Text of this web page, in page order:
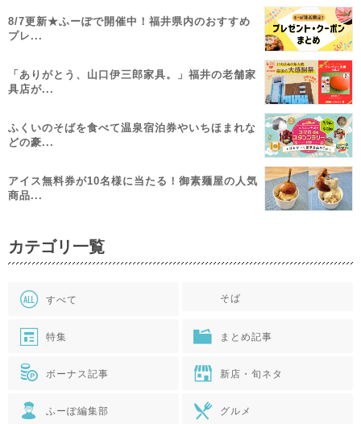
8/7更新★ふーぽで開催中！福井県内のおすすめ
プレ...
「ありがとう、山口伊三郎家具。」福井の老舗家
具店が...
ふくいのそばを食べて温泉宿泊券やいちほまれな
どの豪...
アイス無料券が10名様に当たる！御素麺屋の人気
商品...
カテゴリ一覧
すべて そば
特集 まとめ記事
ボーナス記事 新店・旬ネタ
ふーぽ編集部 グルメ